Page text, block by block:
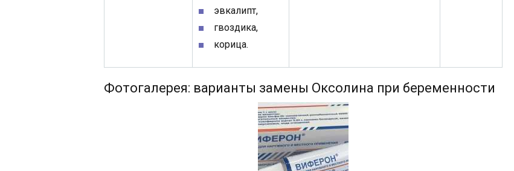
эвкалипт,
гвоздика,
корица.
Фотогалерея: варианты замены Оксолина при беременности